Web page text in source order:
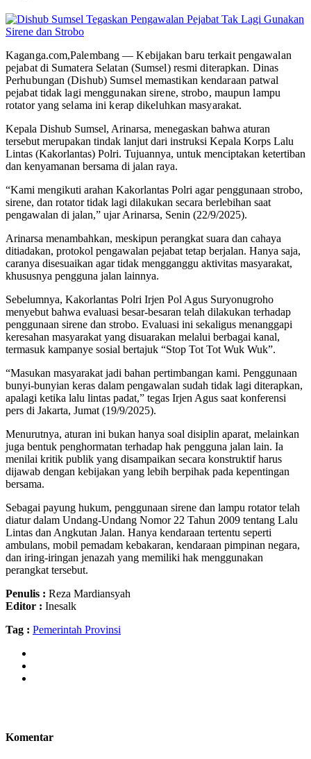
Kaganga.com,Palembang — Kebijakan baru terkait pengawalan
pejabat di Sumatera Selatan (Sumsel) resmi diterapkan. Dinas
Perhubungan (Dishub) Sumsel memastikan kendaraan patwal
pejabat tidak lagi menggunakan sirene, strobo, maupun lampu
rotator yang selama ini kerap dikeluhkan masyarakat.
Kepala Dishub Sumsel, Arinarsa, menegaskan bahwa aturan
tersebut merupakan tindak lanjut dari instruksi Kepala Korps Lalu
Lintas (Kakorlantas) Polri. Tujuannya, untuk menciptakan ketertiban
dan kenyamanan bersama di jalan raya.
“Kami mengikuti arahan Kakorlantas Polri agar penggunaan strobo,
sirene, dan rotator tidak lagi dilakukan secara berlebihan saat
pengawalan di jalan,” ujar Arinarsa, Senin (22/9/2025).
Arinarsa menambahkan, meskipun perangkat suara dan cahaya
ditiadakan, protokol pengawalan pejabat tetap berjalan. Hanya saja,
caranya disesuaikan agar tidak mengganggu aktivitas masyarakat,
khususnya pengguna jalan lainnya.
Sebelumnya, Kakorlantas Polri Irjen Pol Agus Suryonugroho
menyebut bahwa evaluasi besar-besaran telah dilakukan terhadap
penggunaan sirene dan strobo. Evaluasi ini sekaligus menanggapi
keresahan masyarakat yang disuarakan melalui berbagai kanal,
termasuk kampanye sosial bertajuk “Stop Tot Tot Wuk Wuk”.
“Masukan masyarakat jadi bahan pertimbangan kami. Penggunaan
bunyi-bunyian keras dalam pengawalan sudah tidak lagi diterapkan,
apalagi ketika lalu lintas padat,” tegas Irjen Agus saat konferensi
pers di Jakarta, Jumat (19/9/2025).
Menurutnya, aturan ini bukan hanya soal disiplin aparat, melainkan
juga bentuk penghormatan terhadap hak pengguna jalan lain. Ia
menilai kritik publik yang disampaikan secara konstruktif harus
dijawab dengan kebijakan yang lebih berpihak pada kepentingan
bersama.
Sebagai payung hukum, penggunaan sirene dan lampu rotator telah
diatur dalam Undang-Undang Nomor 22 Tahun 2009 tentang Lalu
Lintas dan Angkutan Jalan. Hanya kendaraan tertentu seperti
ambulans, mobil pemadam kebakaran, kendaraan pimpinan negara,
dan iring-iringan jenazah yang memiliki hak menggunakan
perangkat tersebut.
Penulis : Reza Mardiansyah
Editor : Inesalk
Tag : Pemerintah Provinsi
Komentar